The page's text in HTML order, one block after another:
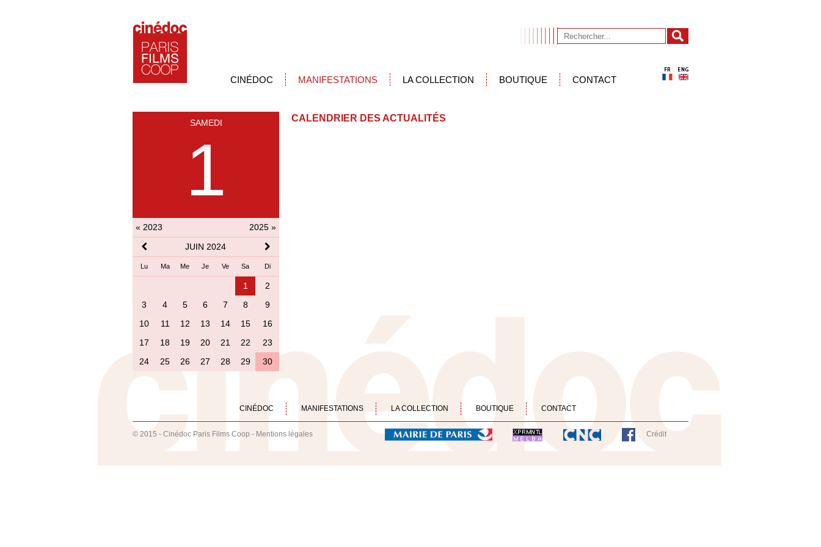
CINÉDOC MANIFESTATIONS LA COLLECTION BOUTIQUE CONTACT
SAMEDI
1
« 2023
2025 »
JUIN 2024
Lu Ma Me Je Ve Sa Di
1
2
3
4 5 6 7 8
9
10
11 12 13 14 15
16
17
18 19 20 21 22
23
24
25 26 27 28 29 30
CALENDRIER DES ACTUALITÉS
CINÉDOC MANIFESTATIONS LA COLLECTION BOUTIQUE CONTACT
© 2015 - Cinédoc Paris Films Coop - Mentions légales Crédit